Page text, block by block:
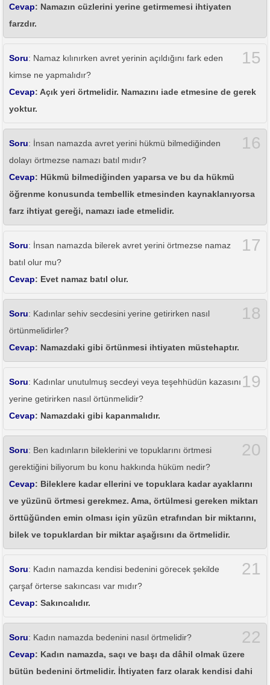
Cevap: Namazın cüzlerini yerine getirmemesi ihtiyaten
farzdır.
15
Soru: Namaz kılınırken avret yerinin açıldığını fark eden
kimse ne yapmalıdır?
Cevap: Açık yeri örtmelidir. Namazını iade etmesine de gerek
yoktur.
16
Soru: İnsan namazda avret yerini hükmü bilmediğinden
dolayı örtmezse namazı batıl mıdır?
Cevap: Hükmü bilmediğinden yaparsa ve bu da hükmü
öğrenme konusunda tembellik etmesinden kaynaklanıyorsa
farz ihtiyat gereği, namazı iade etmelidir.
17
Soru: İnsan namazda bilerek avret yerini örtmezse namaz
batıl olur mu?
Cevap: Evet namaz batıl olur.
18
Soru: Kadınlar sehiv secdesini yerine getirirken nasıl
örtünmelidirler?
Cevap: Namazdaki gibi örtünmesi ihtiyaten müstehaptır.
19
Soru: Kadınlar unutulmuş secdeyi veya teşehhüdün kazasını
yerine getirirken nasıl örtünmelidir?
Cevap: Namazdaki gibi kapanmalıdır.
20
Soru: Ben kadınların bileklerini ve topuklarını örtmesi
gerektiğini biliyorum bu konu hakkında hüküm nedir?
Cevap: Bileklere kadar ellerini ve topuklara kadar ayaklarını
ve yüzünü örtmesi gerekmez. Ama, örtülmesi gereken miktarı
örttüğünden emin olması için yüzün etrafından bir miktarını,
bilek ve topuklardan bir miktar aşağısını da örtmelidir.
21
Soru: Kadın namazda kendisi bedenini görecek şekilde
çarşaf örterse sakıncası var mıdır?
Cevap: Sakıncalıdır.
22
Soru: Kadın namazda bedenini nasıl örtmelidir?
Cevap: Kadın namazda, saçı ve başı da dâhil olmak üzere
bütün bedenini örtmelidir. İhtiyaten farz olarak kendisi dahi